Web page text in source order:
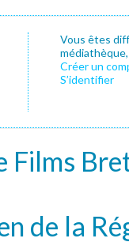
Vous êtes
Créer un
S’identifier
Films
de la